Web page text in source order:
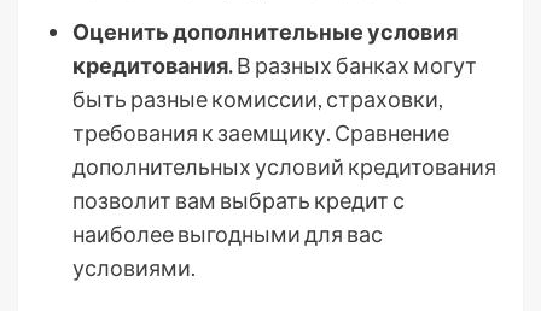
Оценить дополнительные условия
кредитования.В разных банках могут
быть разные комиссии, страховки,
требования к заемщику. Сравнение
дополнительных условий кредитования
позволит вам выбрать кредит с
наиболее выгодными для вас
условиями.